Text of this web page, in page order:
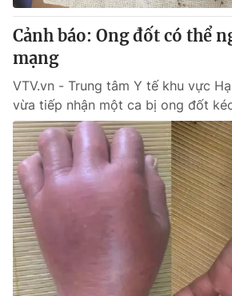
Cảnh báo: Ong đốt có thể
mạng
VTV.vn - Trung tâm Y tế khu vực
vừa tiếp nhận một ca bị ong đốt